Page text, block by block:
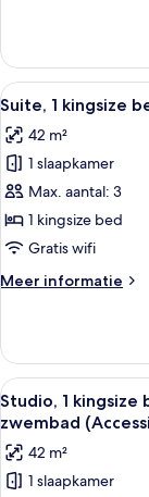
in
Shower)
laden
2
queensize
bedden,
toegankelijk
voor
mindervaliden
in
Shower)
Alle
foto's
voor
Suite,
1
kingsize
bed,
uitzicht
laden
7
Suite, 1 kingsize
42 m²
1 slaapkamer
Max. aantal: 3
1 kingsize bed
Gratis wifi
Meer informatie
Meer
1
kingsize
bed,
balkon,
op
zwembad
Alle
foto's
voor
Studio,
12
Studio, 1
zwembad
42 m²
1 slaapkamer